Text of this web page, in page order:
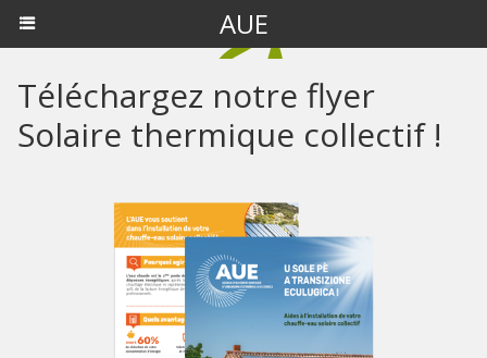
AUE
Téléchargez notre flyer
Solaire thermique collectif !